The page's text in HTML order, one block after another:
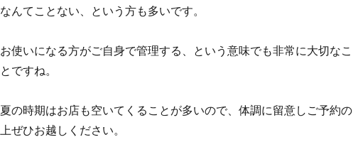
なんてことない、という方も多いです。
お使いになる方がご自身で管理する、という意味でも非常に大切なこ
とですね。
夏の時期はお店も空いてくることが多いので、体調に留意しご予約の
上ぜひお越しください。